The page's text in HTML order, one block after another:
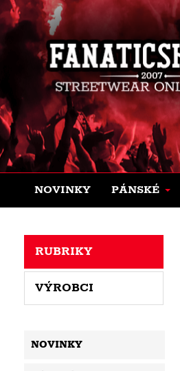
NOVINKY PÁNSKÉ
RUBRIKY
VÝROBCI
NOVINKY